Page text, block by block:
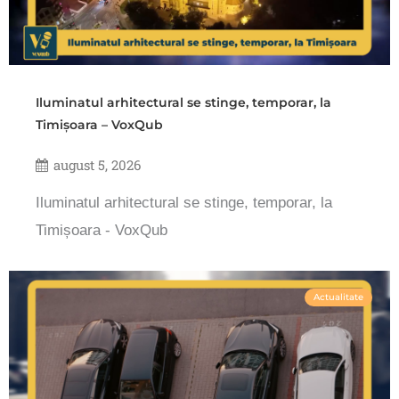
Iluminatul arhitectural se stinge, temporar, la
Timișoara – VoxQub
august 5, 2026
Iluminatul arhitectural se stinge, temporar, la
Timișoara - VoxQub
Actualitate